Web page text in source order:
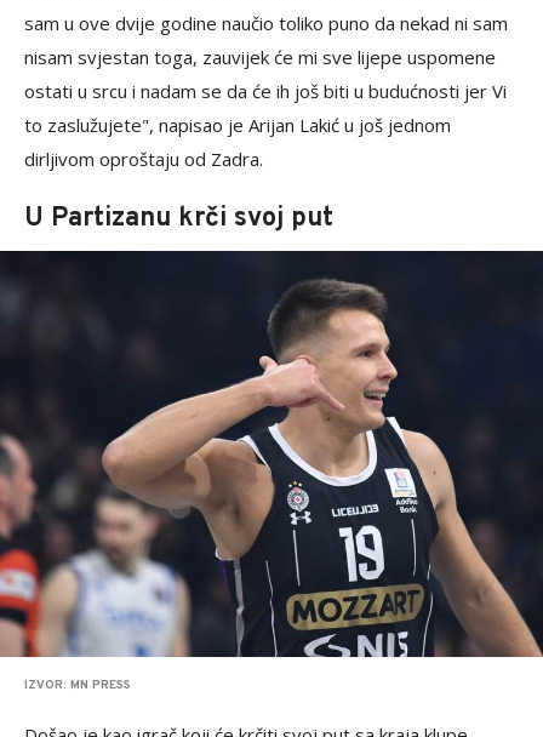
sam u ove dvije godine naučio toliko puno da nekad ni sam
nisam svjestan toga, zauvijek će mi sve lijepe uspomene
ostati u srcu i nadam se da će ih još biti u budućnosti jer Vi
to zaslužujete", napisao je Arijan Lakić u još jednom
dirljivom oproštaju od Zadra.
U Partizanu krči svoj put
IZVOR: MN PRESS